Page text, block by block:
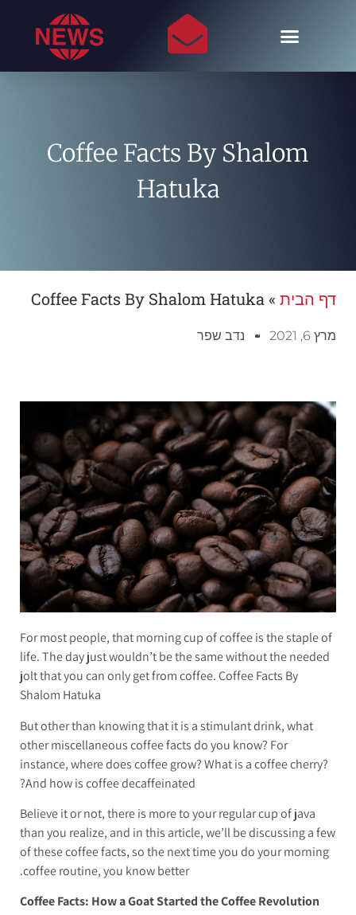
Coffee Facts By Shalom
Hatuka
דף הבית »
Coffee Facts By Shalom Hatuka
מרץ 6, 2021 נדב שפר
For most people, that morning cup of coffee is the staple of
life. The day just wouldn’t be the same without the needed
jolt that you can only get from coffee. Coffee Facts By
Shalom Hatuka
But other than knowing that it is a stimulant drink, what
other miscellaneous coffee facts do you know? For
instance, where does coffee grow? What is a coffee cherry?
And how is coffee decaffeinated?
Believe it or not, there is more to your regular cup of java
than you realize, and in this article, we’ll be discussing a few
of these coffee facts, so the next time you do your morning
coffee routine, you know better.
Coffee Facts: How a Goat Started the Coffee Revolution